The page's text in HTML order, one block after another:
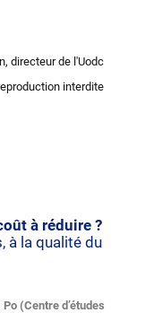
directeur de l'Uodc
interdite
à réduire ?
à la qualité du
(Centre d’études